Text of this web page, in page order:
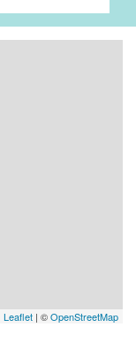
Leaflet | ©OpenStreetMap